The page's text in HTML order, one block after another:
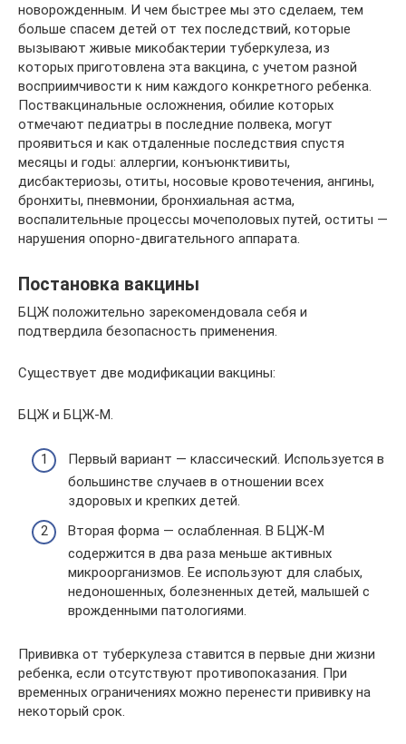
новорожденным. И чем быстрее мы это сделаем, тем
больше спасем детей от тех последствий, которые
вызывают живые микобактерии туберкулеза, из
которых приготовлена эта вакцина, с учетом разной
восприимчивости к ним каждого конкретного ребенка.
Поствакцинальные осложнения, обилие которых
отмечают педиатры в последние полвека, могут
проявиться и как отдаленные последствия спустя
месяцы и годы: аллергии, конъюнктивиты,
дисбактериозы, отиты, носовые кровотечения, ангины,
бронхиты, пневмонии, бронхиальная астма,
воспалительные процессы мочеполовых путей, оститы —
нарушения опорно-двигательного аппарата.
Постановка вакцины
БЦЖ положительно зарекомендовала себя и
подтвердила безопасность применения.
Существует две модификации вакцины:
БЦЖ и БЦЖ-М.
Первый вариант — классический. Используется в
большинстве случаев в отношении всех
здоровых и крепких детей.
Вторая форма — ослабленная. В БЦЖ-М
содержится в два раза меньше активных
микроорганизмов. Ее используют для слабых,
недоношенных, болезненных детей, малышей с
врожденными патологиями.
Прививка от туберкулеза ставится в первые дни жизни
ребенка, если отсутствуют противопоказания. При
временных ограничениях можно перенести прививку на
некоторый срок.